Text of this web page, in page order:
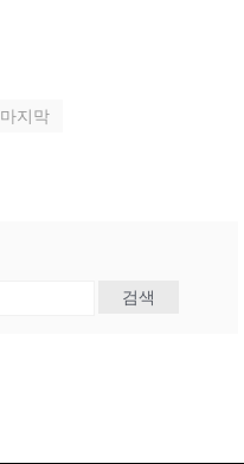
마지막
검색